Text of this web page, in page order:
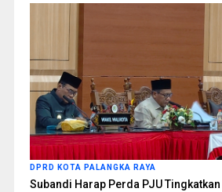
DPRD KOTA PALANGKA RAYA
Subandi Harap Perda PJU